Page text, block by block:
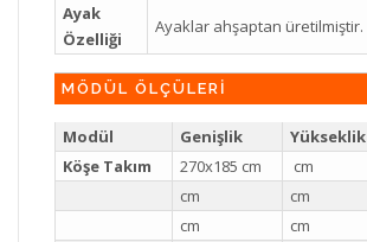
Ayak
Özelliği
Ayaklar ahşaptan üretilmiştir.
MÖDÜL ÖLÇÜLERİ
Modül Genişlik Yükseklik
Köşe Takım
270x185 cm cm
cm
cm
cm
cm